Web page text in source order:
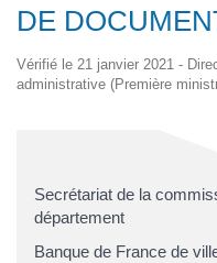
DE
Vérifié le 21 janvier 2021 -
administrative (Première
Secrétariat de la
département
Banque de France de